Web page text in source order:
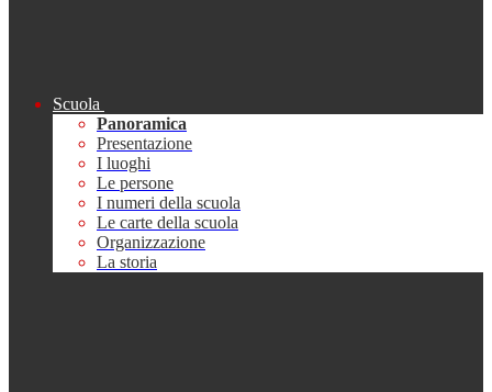
Scuola
Panoramica
Presentazione
I luoghi
Le persone
I numeri della scuola
Le carte della scuola
Organizzazione
La storia